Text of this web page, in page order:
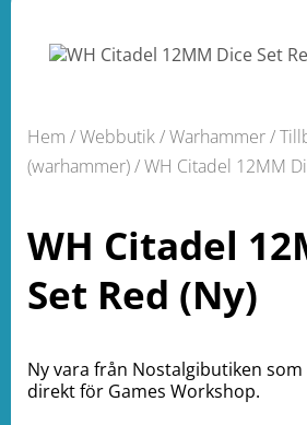
Hem /Webbutik/Warhammer/
(warhammer)/ WH Citadel 12MM
WH Citadel
Set Red (Ny)
Ny vara från Nostalgibutiken
direkt för Games Workshop.